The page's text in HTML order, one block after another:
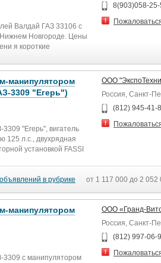
Валдай ГАЗ 33106 с
Новгороде. Цены
я короткие
8(903)058-25-
манипулятором
3309 "Егерь")
"Егерь", вигатель
125 л.с., двухрядная
установкой FASSI
ООО
Россия, Санкт-
(812) 945-41-
в рубрике от 1 117 000 до 2 052
манипулятором
3309 с манипулятором
ООО «Гранд-
Россия, Санкт-
(812) 997-06-